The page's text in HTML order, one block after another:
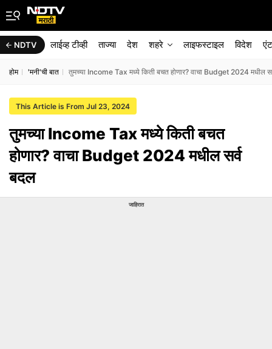
NDTV लाईव्ह टीव्ही ताज्या देश शहरे लाइफस्टाइल विदेश
होम 'मनी'ची बात तुमच्या Income Tax मध्ये किती बचत होणार? वाचा Budget 2024 मधील
This Article is From Jul 23, 2024
तुमच्या Income Tax मध्ये किती बचत
होणार? वाचा Budget 2024 मधील सर्व
बदल
जाहिरात